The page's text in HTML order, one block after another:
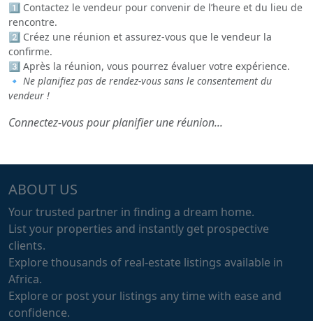
1️⃣ Contactez le vendeur pour convenir de l’heure et du lieu de
rencontre.
2️⃣ Créez une réunion et assurez-vous que le vendeur la
confirme.
3️⃣ Après la réunion, vous pourrez évaluer votre expérience.
🔹 Ne planifiez pas de rendez-vous sans le consentement du
vendeur !
Connectez-vous pour planifier une réunion...
ABOUT US
Your trusted partner in finding a dream home.
List your properties and instantly get prospective
clients.
Explore thousands of real-estate listings available in
Africa.
Explore or post your listings any time with ease and
confidence.